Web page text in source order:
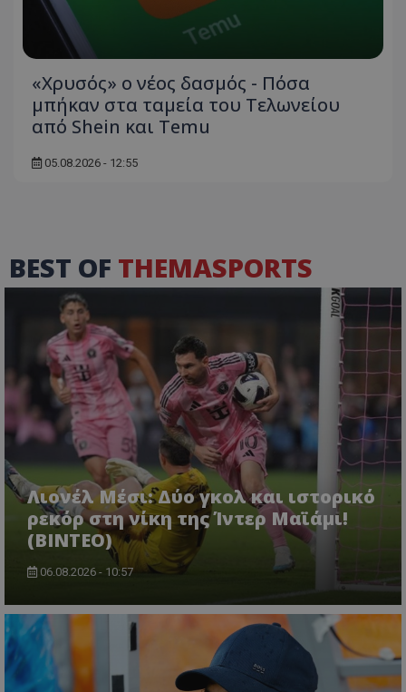
«Χρυσός» ο νέος δασμός - Πόσα
μπήκαν στα ταμεία του Τελωνείου
από Shein και Temu
05.08.2026 - 12:55
BEST OF THEMASPORTS
Λιονέλ Μέσι: Δύο γκολ και ιστορικό
ρεκόρ στη νίκη της Ίντερ Μαϊάμι!
(ΒΙΝΤΕΟ)
06.08.2026 - 10:57